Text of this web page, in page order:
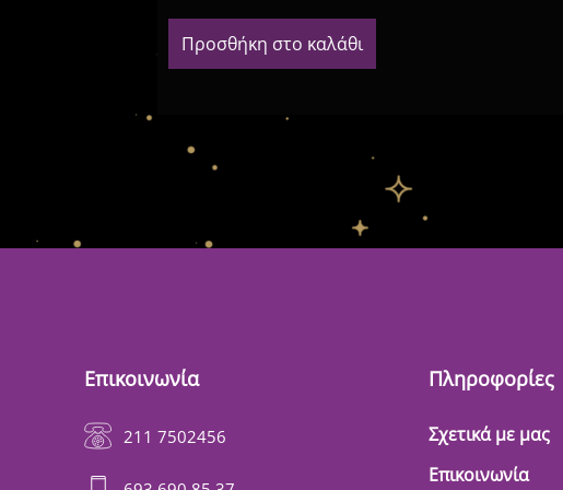
Προσθήκη στο καλάθι
Επικοινωνία
211 7502456
Πληροφορίες
Σχετικά με μας
Επικοινωνία